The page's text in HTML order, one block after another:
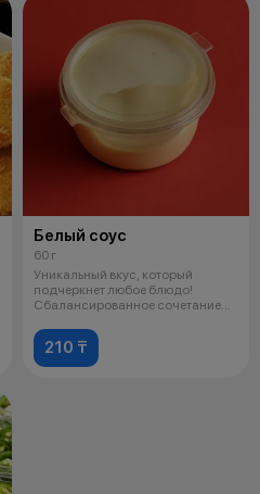
Белый соус
60 г
Уникальный вкус, который
подчеркнет любое блюдо!
Сбалансированное сочетание
210 ₸